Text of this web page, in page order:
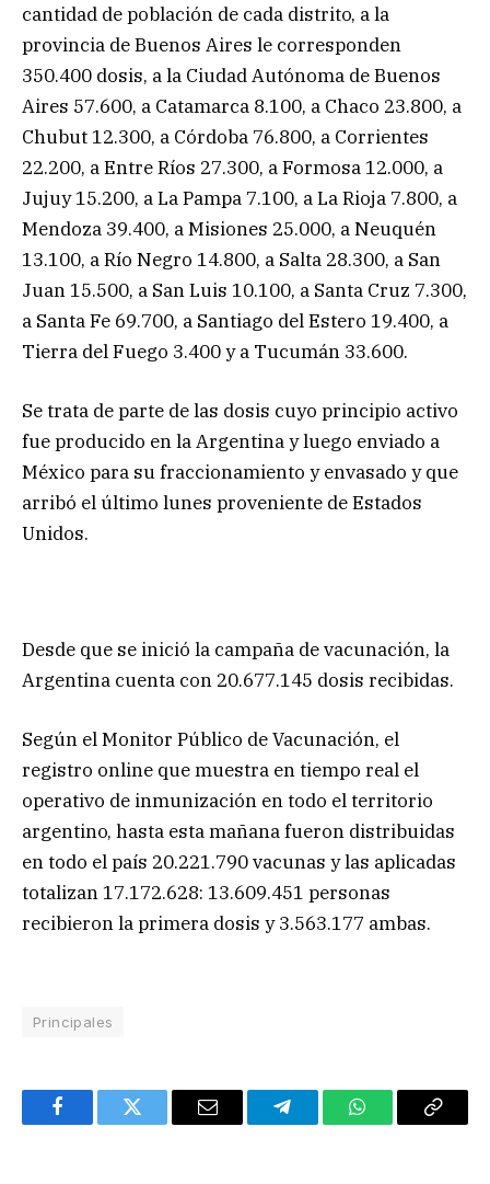
cantidad de población de cada distrito, a la
provincia de Buenos Aires le corresponden
350.400 dosis, a la Ciudad Autónoma de Buenos
Aires 57.600, a Catamarca 8.100, a Chaco 23.800, a
Chubut 12.300, a Córdoba 76.800, a Corrientes
22.200, a Entre Ríos 27.300, a Formosa 12.000, a
Jujuy 15.200, a La Pampa 7.100, a La Rioja 7.800, a
Mendoza 39.400, a Misiones 25.000, a Neuquén
13.100, a Río Negro 14.800, a Salta 28.300, a San
Juan 15.500, a San Luis 10.100, a Santa Cruz 7.300,
a Santa Fe 69.700, a Santiago del Estero 19.400, a
Tierra del Fuego 3.400 y a Tucumán 33.600.
Se trata de parte de las dosis cuyo principio activo
fue producido en la Argentina y luego enviado a
México para su fraccionamiento y envasado y que
arribó el último lunes proveniente de Estados
Unidos.
Desde que se inició la campaña de vacunación, la
Argentina cuenta con 20.677.145 dosis recibidas.
Según el Monitor Público de Vacunación, el
registro online que muestra en tiempo real el
operativo de inmunización en todo el territorio
argentino, hasta esta mañana fueron distribuidas
en todo el país 20.221.790 vacunas y las aplicadas
totalizan 17.172.628: 13.609.451 personas
recibieron la primera dosis y 3.563.177 ambas.
Principales
FacebookTwitter Email TelegramWhatsAppCopy